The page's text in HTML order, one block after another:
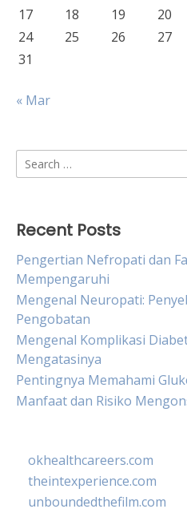
17
18 19 20
24
25 26 27
31
« Mar
Search
for:
Recent Posts
Pengertian Nefropati dan
Mempengaruhi
Mengenal Neuropati:
Pengobatan
Mengenal Komplikasi
Mengatasinya
Pentingnya Memahami
Manfaat dan Risiko
okhealthcareers.com
theintexperience.com
unboundedthefilm.com